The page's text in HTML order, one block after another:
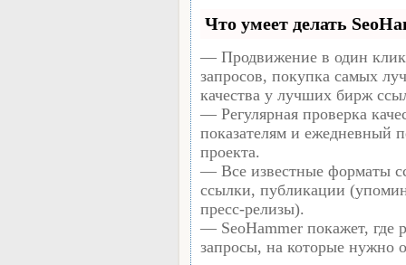
Что умеет делать
— Продвижение в один
запросов, покупка самых
качества у лучших бирж
— Регулярная проверка
показателям и ежедневный
проекта.
— Все известные форматы
ссылки, публикации
пресс-релизы).
— SeoHammer покажет, где
запросы, на которые нужно